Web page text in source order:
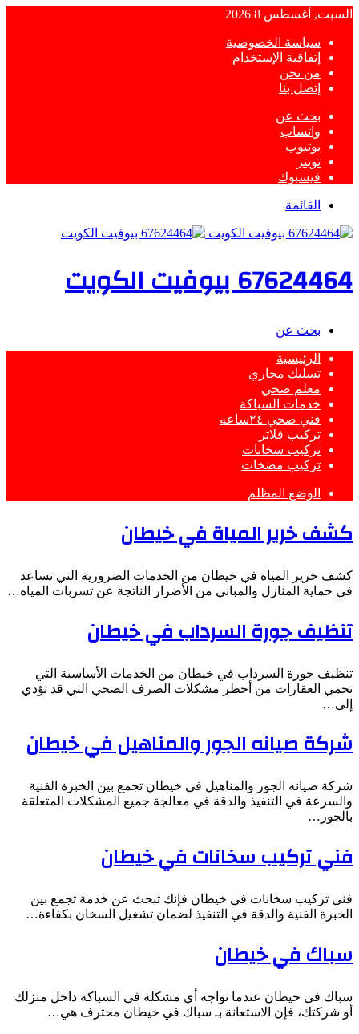
السبت, أغسطس 8 2026
سياسة الخصوصية
إتفاقية الإستخدام
من نحن
إتصل بنا
بحث عن
واتساب
يوتيوب
تويتر
فيسبوك
القائمة
67624464 بيوفيت الكويت
بحث عن
الرئيسية
تسليك مجاري
معلم صحي
خدمات السباكة
فني صحي ٢٤ساعه
تركيب فلاتر
تركيب سخانات
تركيب مضخات
الوضع المظلم
كشف خرير المياة في خيطان
كشف خرير المياة في خيطان من الخدمات الضرورية التي تساعد
في حماية المنازل والمباني من الأضرار الناتجة عن تسربات المياه…
تنظيف جورة السرداب في خيطان
تنظيف جورة السرداب في خيطان من الخدمات الأساسية التي
تحمي العقارات من أخطر مشكلات الصرف الصحي التي قد تؤدي
إلى…
شركة صيانه الجور والمناهيل في خيطان
شركة صيانه الجور والمناهيل في خيطان تجمع بين الخبرة الفنية
والسرعة في التنفيذ والدقة في معالجة جميع المشكلات المتعلقة
بالجور…
فني تركيب سخانات في خيطان
فني تركيب سخانات في خيطان فإنك تبحث عن خدمة تجمع بين
الخبرة الفنية والدقة في التنفيذ لضمان تشغيل السخان بكفاءة…
سباك في خيطان
سباك في خيطان عندما تواجه أي مشكلة في السباكة داخل منزلك
أو شركتك، فإن الاستعانة بـ سباك في خيطان محترف هي…